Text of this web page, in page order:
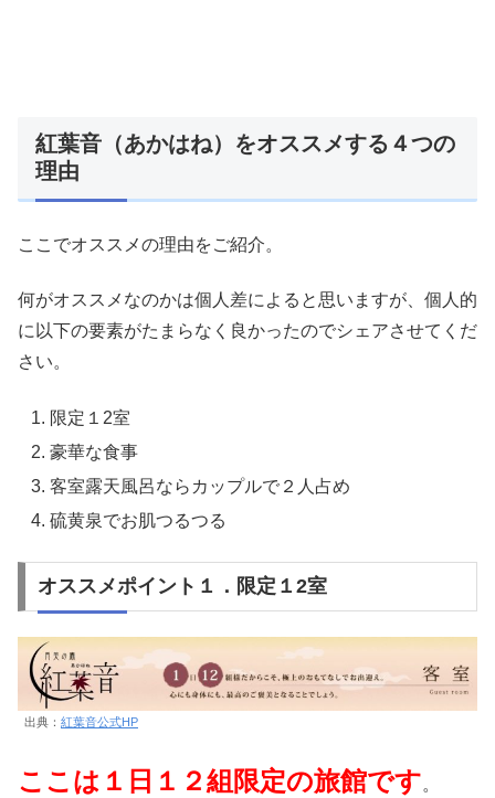
紅葉音（あかはね）をオススメする４つの
理由
ここでオススメの理由をご紹介。
何がオススメなのかは個人差によると思いますが、個人的
に以下の要素がたまらなく良かったのでシェアさせてくだ
さい。
限定１2室
豪華な食事
客室露天風呂ならカップルで２人占め
硫黄泉でお肌つるつる
オススメポイント１．限定１2室
出典： 紅葉音公式HP
ここは１日１２組限定の旅館です。